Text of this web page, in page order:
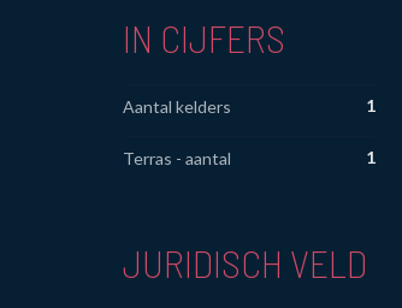
IN CIJFERS
Aantal kelders 1
Terras - aantal 1
JURIDISCH VELD